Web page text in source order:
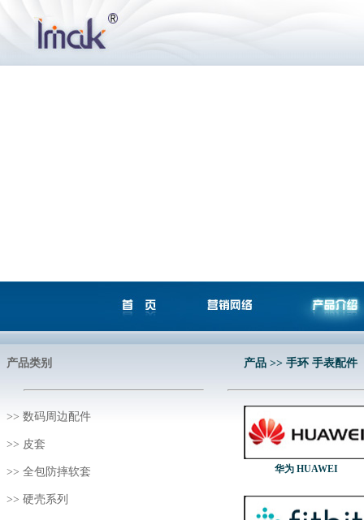
产品类别
>> 数码周边配件
>> 皮套
>> 全包防摔软套
>> 硬壳系列
产品 >> 手环 手表配件
华为 HUAWEI